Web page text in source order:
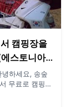
캠핑장을
스토니아